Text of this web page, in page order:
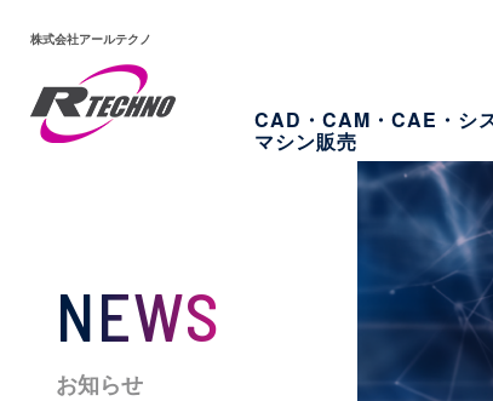
株式会社アールテクノ
CAD・CAM・CAE・シ
マシン販売
NEWS
お知らせ